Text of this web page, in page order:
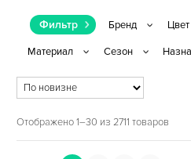
Фильтр
Отображено 1–30 из 2711 товаров